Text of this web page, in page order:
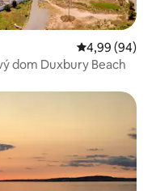
Priemerné
4,99 (94)
dom Duxbury Beach